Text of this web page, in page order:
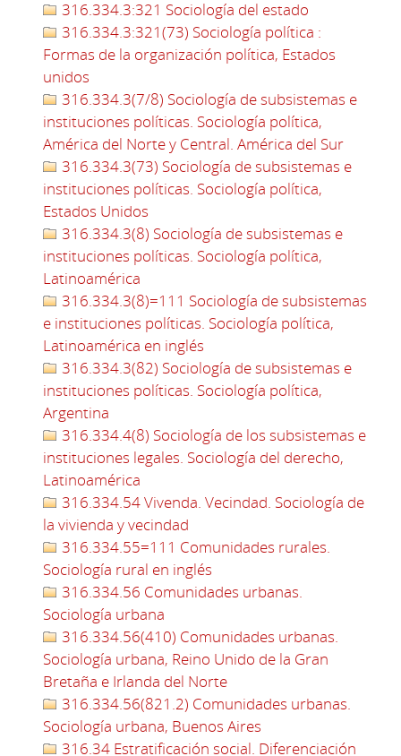
316.334.3:321 Sociología del estado
316.334.3:321(73) Sociología política :
Formas de la organización política, Estados
unidos
316.334.3(7/8) Sociología de subsistemas e
instituciones políticas. Sociología política,
América del Norte y Central. América del Sur
316.334.3(73) Sociología de subsistemas e
instituciones políticas. Sociología política,
Estados Unidos
316.334.3(8) Sociología de subsistemas e
instituciones políticas. Sociología política,
Latinoamérica
316.334.3(8)=111 Sociología de subsistemas
e instituciones políticas. Sociología política,
Latinoamérica en inglés
316.334.3(82) Sociología de subsistemas e
instituciones políticas. Sociología política,
Argentina
316.334.4(8) Sociología de los subsistemas e
instituciones legales. Sociología del derecho,
Latinoamérica
316.334.54 Vivenda. Vecindad. Sociología de
la vivienda y vecindad
316.334.55=111 Comunidades rurales.
Sociología rural en inglés
316.334.56 Comunidades urbanas.
Sociología urbana
316.334.56(410) Comunidades urbanas.
Sociología urbana, Reino Unido de la Gran
Bretaña e Irlanda del Norte
316.334.56(821.2) Comunidades urbanas.
Sociología urbana, Buenos Aires
316.34 Estratificación social. Diferenciación